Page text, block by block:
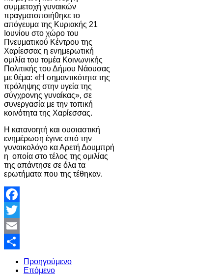
συμμετοχή γυναικών
πραγματοποιήθηκε το
απόγευμα της Κυριακής 21
Ιουνίου στο χώρο του
Πνευματικού Κέντρου της
Χαρίεσσας η ενημερωτική
ομιλία του τομέα Κοινωνικής
Πολιτικής του Δήμου Νάουσας
με θέμα: «Η σημαντικότητα της
πρόληψης στην υγεία της
σύγχρονης γυναίκας», σε
συνεργασία με την τοπική
κοινότητα της Χαρίεσσας.
Η κατανοητή και ουσιαστική
ενημέρωση έγινε από την
γυναικολόγο κα Αρετή Δουμπρή
η οποία στο τέλος της ομιλίας
της απάντησε σε όλα τα
ερωτήματα που της τέθηκαν.
Facebook
Twitter
Email
Share
Προηγούμενο
Επόμενο